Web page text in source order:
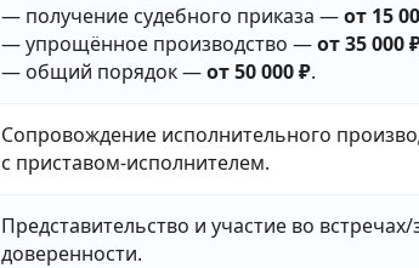
— получение судебного приказа —от 15
— упрощённое производство —от 35 000
— общий порядок —от 50 000 ₽.
Сопровождение исполнительного
с приставом-исполнителем.
Представительство и участие во
доверенности.